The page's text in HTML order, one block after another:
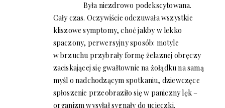
Była niezdrowo podekscytowana.
Cały czas. Oczywiście odczuwała wszystkie
kliszowe symptomy, choć jakby w lekko
spaczony, perwersyjny sposób: motyle
w brzuchu przybrały formę żelaznej obręczy
zaciskającej się gwałtownie na żołądku na samą
myśl o nadchodzącym spotkaniu, dziewczęce
spłoszenie przeobraziło się w paniczny lęk –
organizm wysyłał sygnały do ucieczki.